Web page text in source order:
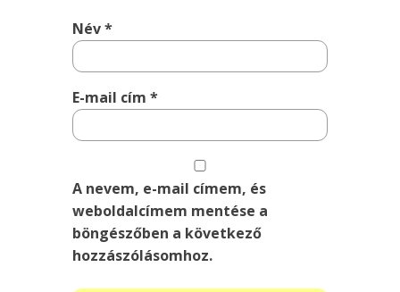
Név*
E-mail cím*
A nevem, e-mail címem, és
weboldalcímem mentése a
böngészőben a következő
hozzászólásomhoz.